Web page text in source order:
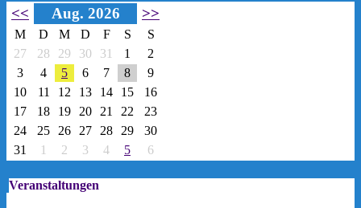
<< Aug. 2026 >>
M D M D F S
S
27
28 29 30 31 1
2
3
4 5 6 7 8
9
10
11 12 13 14 15
16
17
18 19 20 21 22
23
24
25 26 27 28 29
30
31
1 2 3 4 5 6
Veranstaltungen